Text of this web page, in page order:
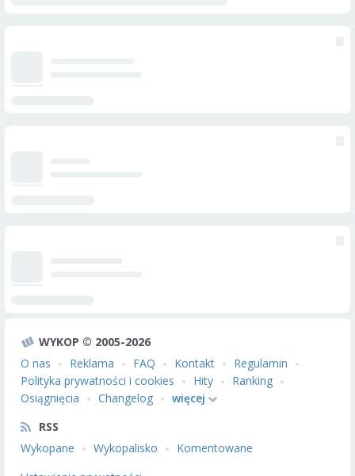
WYKOP © 2005-2026
O nas
Reklama FAQ Kontakt
Regulamin
Polityka prywatności i cookies
Hity
Ranking
Osiągnięcia
Changelog
więcej
RSS
Wykopane
Wykopalisko
Komentowane